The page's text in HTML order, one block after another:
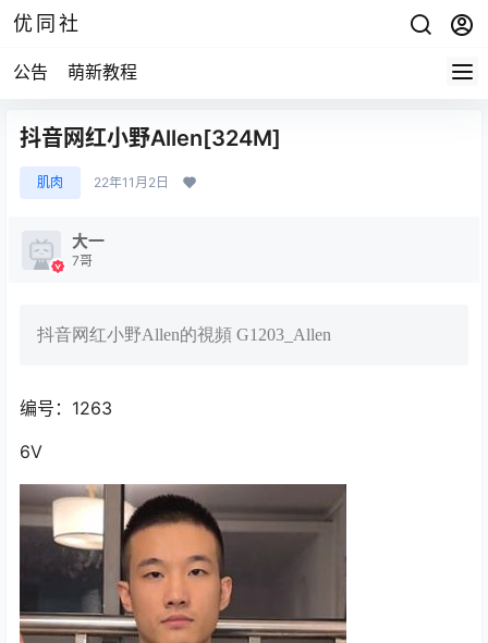
优同社
公告 萌新教程
抖音网红小野Allen[324M]
肌肉 22年11月2日
大一
7哥
抖音网红小野Allen的視頻 G1203_Allen
编号：1263
6V